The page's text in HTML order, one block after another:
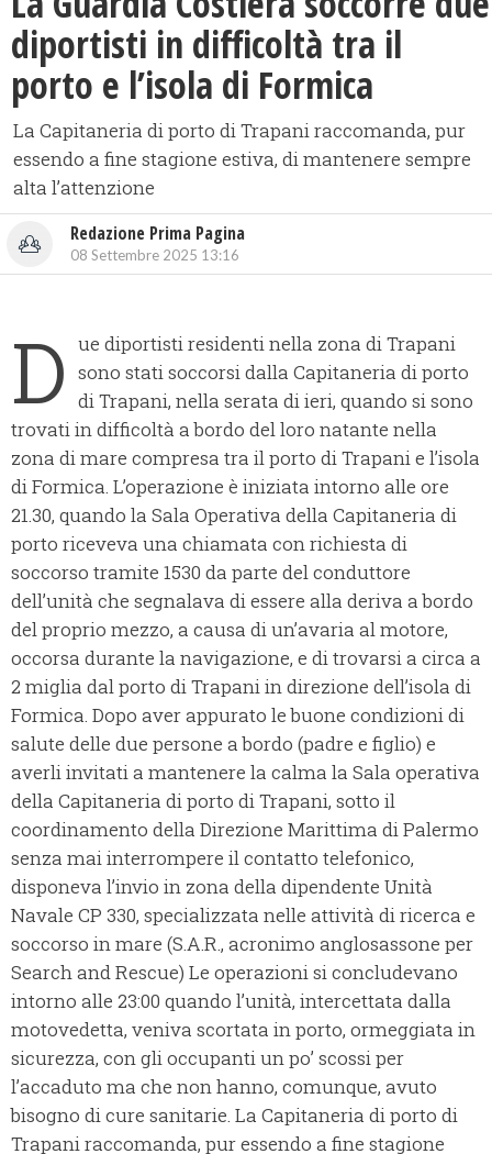
diportisti in difficoltà tra il
porto e l’isola di Formica
La Capitaneria di porto di Trapani raccomanda, pur
essendo a fine stagione estiva, di mantenere sempre
alta l’attenzione
Redazione Prima Pagina
08 Settembre 2025 13:16
D ue diportisti residenti nella zona di Trapani
sono stati soccorsi dalla Capitaneria di porto
di Trapani, nella serata di ieri, quando si sono
trovati in difficoltà a bordo del loro natante nella
zona di mare compresa tra il porto di Trapani e l’isola
di Formica. L’operazione è iniziata intorno alle ore
21.30, quando la Sala Operativa della Capitaneria di
porto riceveva una chiamata con richiesta di
soccorso tramite 1530 da parte del conduttore
dell’unità che segnalava di essere alla deriva a bordo
del proprio mezzo, a causa di un’avaria al motore,
occorsa durante la navigazione, e di trovarsi a circa a
2 miglia dal porto di Trapani in direzione dell’isola di
Formica. Dopo aver appurato le buone condizioni di
salute delle due persone a bordo (padre e figlio) e
averli invitati a mantenere la calma la Sala operativa
della Capitaneria di porto di Trapani, sotto il
coordinamento della Direzione Marittima di Palermo
senza mai interrompere il contatto telefonico,
disponeva l’invio in zona della dipendente Unità
Navale CP 330, specializzata nelle attività di ricerca e
soccorso in mare (S.A.R., acronimo anglosassone per
Search and Rescue) Le operazioni si concludevano
intorno alle 23:00 quando l’unità, intercettata dalla
motovedetta, veniva scortata in porto, ormeggiata in
sicurezza, con gli occupanti un po’ scossi per
l’accaduto ma che non hanno, comunque, avuto
bisogno di cure sanitarie. La Capitaneria di porto di
Trapani raccomanda, pur essendo a fine stagione